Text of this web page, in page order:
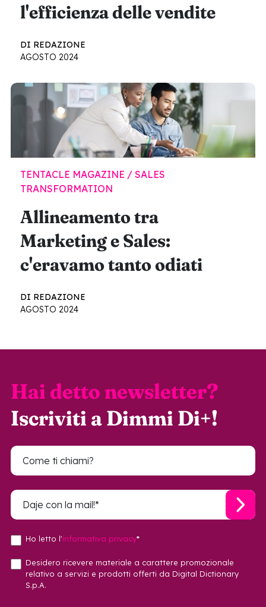
l'efficienza delle vendite
DI REDAZIONE
AGOSTO 2024
TENTACLE MAGAZINE / SALES
TRANSFORMATION
Allineamento tra
Marketing e Sales:
c'eravamo tanto odiati
DI REDAZIONE
AGOSTO 2024
Hai detto newsletter?
Iscriviti a Dimmi Di+!
Ho letto l'informativa privacy*
Desidero ricevere materiale a carattere promozionale
relativo a servizi e prodotti offerti da Digital Dictionary
S.p.A.